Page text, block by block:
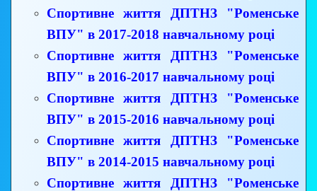
Спортивне життя ДПТНЗ "Роменське
ВПУ" в 2017-2018 навчальному році
Спортивне життя ДПТНЗ "Роменське
ВПУ" в 2016-2017 навчальному році
Спортивне життя ДПТНЗ "Роменське
ВПУ" в 2015-2016 навчальному році
Спортивне життя ДПТНЗ "Роменське
ВПУ" в 2014-2015 навчальному році
Спортивне життя ДПТНЗ "Роменське